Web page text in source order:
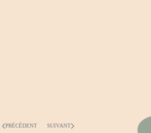
PRÉCÉDENT SUIVANT